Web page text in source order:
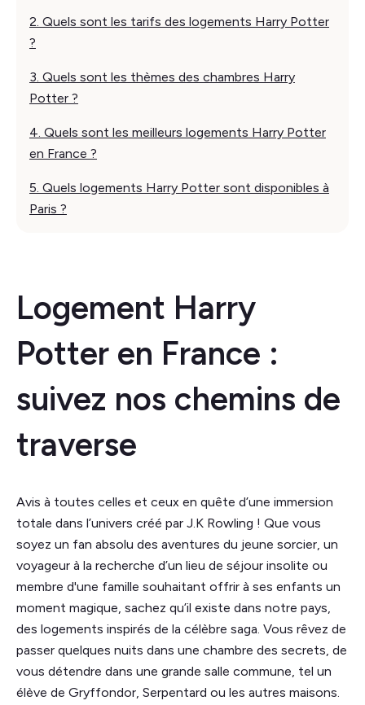
2. Quels sont les tarifs des logements Harry Potter
?
3. Quels sont les thèmes des chambres Harry
Potter ?
4. Quels sont les meilleurs logements Harry Potter
en France ?
5. Quels logements Harry Potter sont disponibles à
Paris ?
Logement Harry
Potter en France :
suivez nos chemins de
traverse
Avis à toutes celles et ceux en quête d’une immersion
totale dans l’univers créé par J.K Rowling ! Que vous
soyez un fan absolu des aventures du jeune sorcier, un
voyageur à la recherche d’un lieu de séjour insolite ou
membre d'une famille souhaitant offrir à ses enfants un
moment magique, sachez qu’il existe dans notre pays,
des logements inspirés de la célèbre saga. Vous rêvez de
passer quelques nuits dans une chambre des secrets, de
vous détendre dans une grande salle commune, tel un
élève de Gryffondor, Serpentard ou les autres maisons.